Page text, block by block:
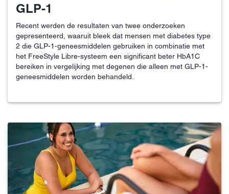
GLP-1
Recent werden de resultaten van twee onderzoeken
gepresenteerd, waaruit bleek dat mensen met diabetes type
2 die GLP-1-geneesmiddelen gebruiken in combinatie met
het FreeStyle Libre-systeem een significant beter HbA1C
bereiken in vergelijking met degenen die alleen met GLP-1-
geneesmiddelen worden behandeld.